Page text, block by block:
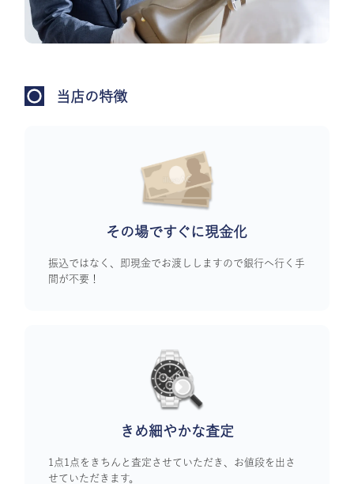
当店の特徴
その場ですぐに現金化
振込ではなく、即現金でお渡ししますので銀行へ行く手
間が不要！
きめ細やかな査定
1点1点をきちんと査定させていただき、お値段を出さ
せていただきます。